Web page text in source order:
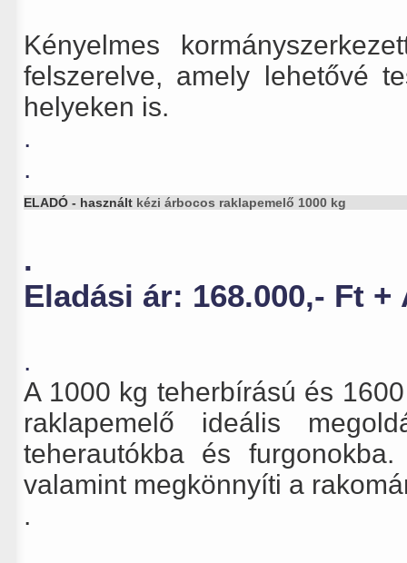
Kényelmes
felszerelve, amely lehetővé
helyeken is.
.
.
ELADÓ - használt kézi árbocos raklapemelő 1000 kg
.
Eladási ár: 168.000,- Ft +
.
A 1000 kg teherbírású és
raklapemelő ideális
teherautókba és
valamint megkönnyíti a
.